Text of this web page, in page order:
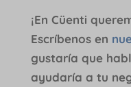
¡En Cüenti
Escríbenos en
gustaría que
ayudaría a tu